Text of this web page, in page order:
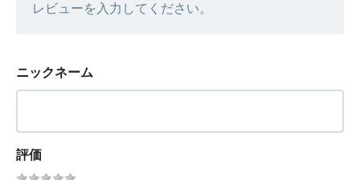
レビューを入力してください。
ニックネーム
評価